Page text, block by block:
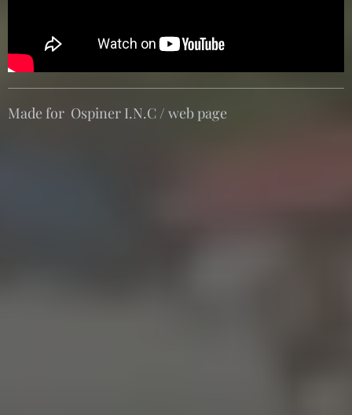
Made for Ospiner I.N.C / web page